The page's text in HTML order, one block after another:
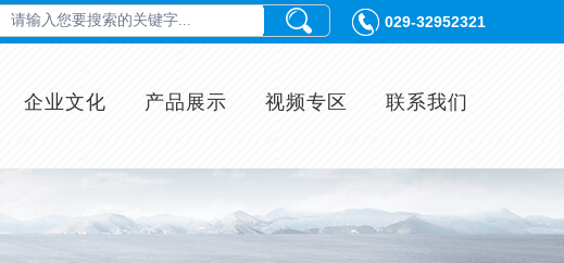
029-32952321
企业文化 产品展示 视频专区 联系我们